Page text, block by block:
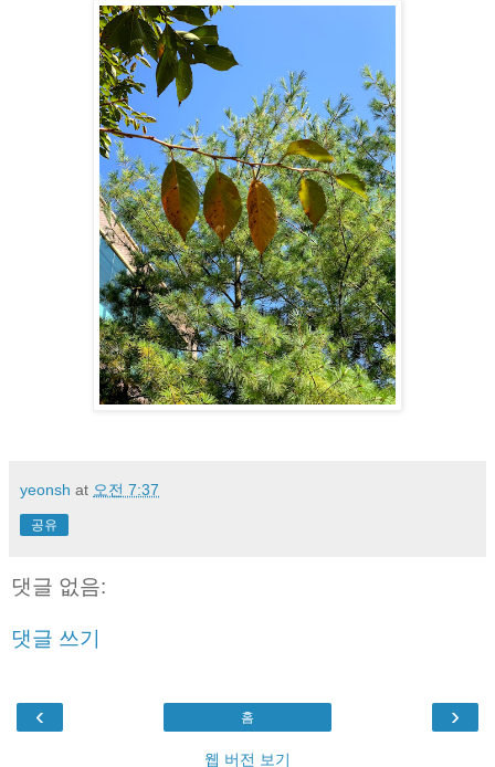
yeonsh at 오전 7:37
공유
댓글 없음:
댓글 쓰기
‹ ›
홈
웹 버전 보기